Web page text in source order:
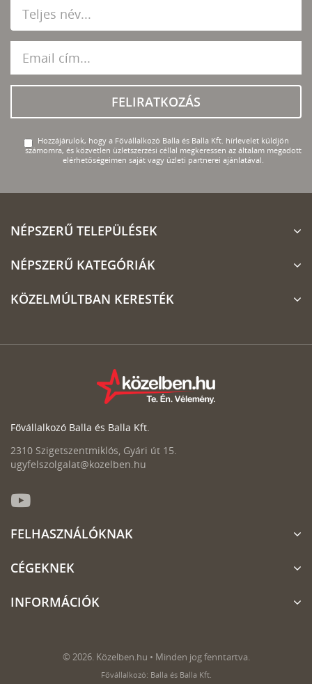
FELIRATKOZÁS
Hozzájárulok, hogy a Fővállalkozó Balla és Balla Kft. hírlevelet küldjön
számomra, és közvetlen üzletszerzési céllal megkeressen az általam megadott
elérhetőségeimen saját vagy üzleti partnerei ajánlatával.
NÉPSZERŰ TELEPÜLÉSEK
NÉPSZERŰ KATEGÓRIÁK
KÖZELMÚLTBAN KERESTÉK
Fővállalkozó Balla és Balla Kft.
2310 Szigetszentmiklós, Gyári út 15.
ugyfelszolgalat@kozelben.hu
FELHASZNÁLÓKNAK
CÉGEKNEK
INFORMÁCIÓK
© 2026. Közelben.hu • Minden jog fenntartva.
Fővállalkozó: Balla és Balla Kft.